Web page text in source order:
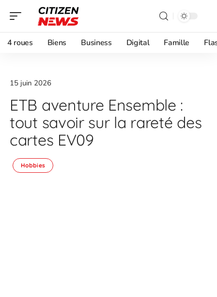
4 roues Biens Business Digital Famille
15 juin 2026
ETB aventure Ensemble :
tout savoir sur la rareté des
cartes EV09
Hobbies